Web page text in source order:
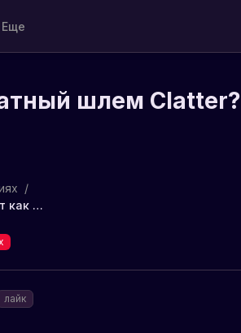
Еще
шлем Clatter?
/
Хотите получить бесплатный шлем Clatter? Вот как сделать это!
лайк